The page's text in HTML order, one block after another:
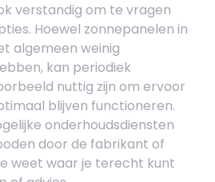
verstandig om te vragen
Hoewel zonnepanelen in
algemeen weinig
kan periodiek
nuttig zijn om ervoor
blijven functioneren.
onderhoudsdiensten
door de fabrikant of
weet waar je terecht kunt